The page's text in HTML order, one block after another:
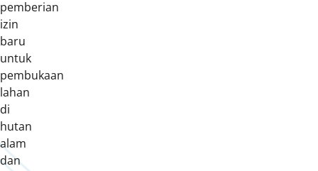
pemberian
izin
baru
untuk
pembukaan
lahan
di
hutan
alam
dan